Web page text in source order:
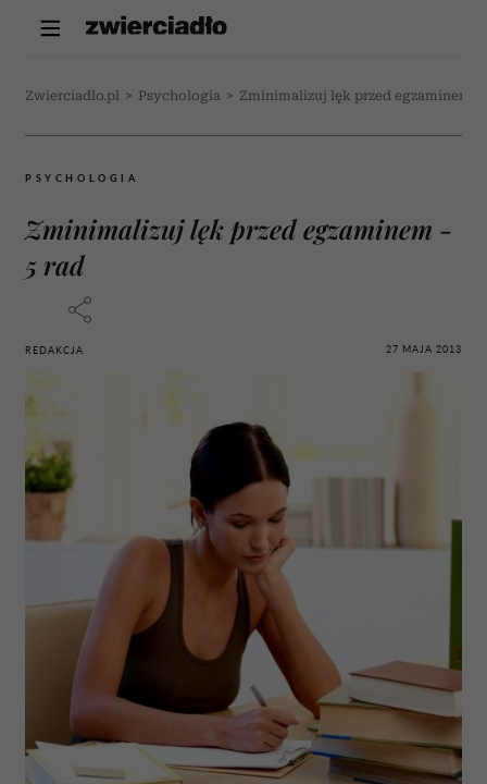
Zwierciadlo.pl > Psychologia > Zminimalizuj lęk przed egzaminem -
PSYCHOLOGIA
Zminimalizuj lęk przed egzaminem -
5 rad
REDAKCJA 27 MAJA 2013